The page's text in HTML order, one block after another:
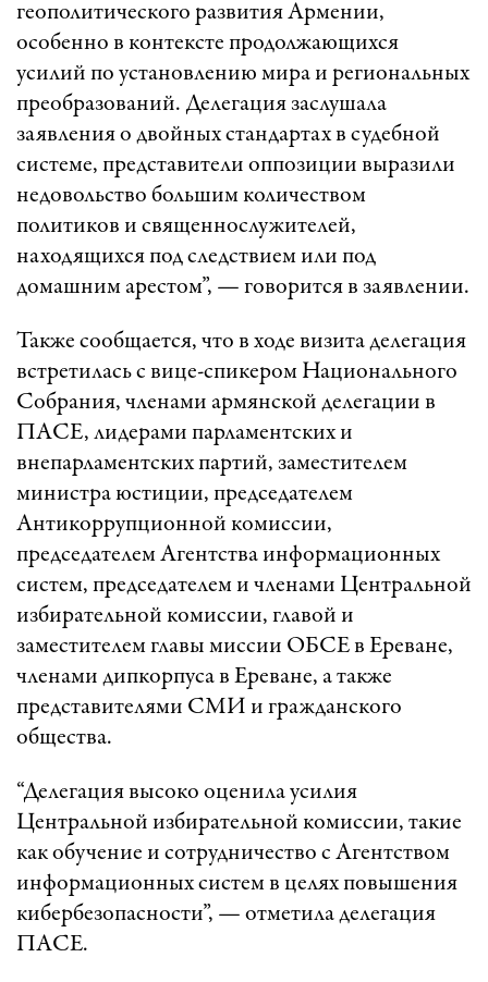
геополитического развития Армении,
особенно в контексте продолжающихся
усилий по установлению мира и региональных
преобразований. Делегация заслушала
заявления о двойных стандартах в судебной
системе, представители оппозиции выразили
недовольство большим количеством
политиков и священнослужителей,
находящихся под следствием или под
домашним арестом”, — говорится в заявлении.
Также сообщается, что в ходе визита делегация
встретилась с вице-спикером Национального
Собрания, членами армянской делегации в
ПАСЕ, лидерами парламентских и
внепарламентских партий, заместителем
министра юстиции, председателем
Антикоррупционной комиссии,
председателем Агентства информационных
систем, председателем и членами Центральной
избирательной комиссии, главой и
заместителем главы миссии ОБСЕ в Ереване,
членами дипкорпуса в Ереване, а также
представителями СМИ и гражданского
общества.
“Делегация высоко оценила усилия
Центральной избирательной комиссии, такие
как обучение и сотрудничество с Агентством
информационных систем в целях повышения
кибербезопасности”, — отметила делегация
ПАСЕ.